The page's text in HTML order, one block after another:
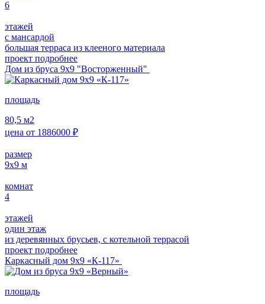
6
этажей
с мансардой
большая терраса из клееного материала
проект подробнее
Дом из бруса 9х9 "Восторженный"
площадь
80,5 м2
цена от 1886000 ₽
размер
9х9 м
комнат
4
этажей
один этаж
из деревянных брусьев, с котельной террасой
проект подробнее
Каркасный дом 9х9 «К-117»
площадь